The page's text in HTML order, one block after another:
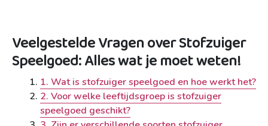
Veelgestelde Vragen over Stofzuiger
Speelgoed: Alles wat je moet weten!
1. Wat is stofzuiger speelgoed en hoe werkt het?
2. Voor welke leeftijdsgroep is stofzuiger
speelgoed geschikt?